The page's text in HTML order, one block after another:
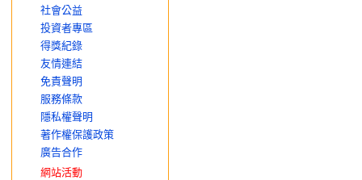
社會公益
投資者專區
得獎紀錄
友情連結
免責聲明
服務條款
隱私權聲明
著作權保護政策
廣告合作
網站活動